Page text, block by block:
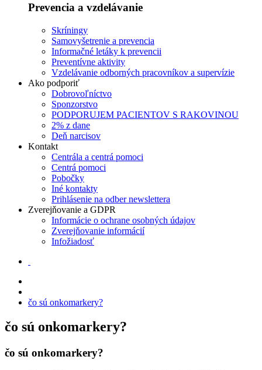
Prevencia a vzdelávanie
Skríningy
Samovyšetrenie a prevencia
Informačné letáky k prevencii
Preventívne aktivity
Vzdelávanie odborných pracovníkov a supervízie
Ako podporiť
Dobrovoľníctvo
Sponzorstvo
PODPORUJEM PACIENTOV S RAKOVINOU
2% z dane
Deň narcisov
Kontakt
Centrála a centrá pomoci
Centrá pomoci
Pobočky
Iné kontakty
Prihlásenie na odber newslettera
Zverejňovanie a GDPR
Informácie o ochrane osobných údajov
Zverejňovanie informácií
Infožiadosť
čo sú onkomarkery?
čo sú onkomarkery?
čo sú onkomarkery?